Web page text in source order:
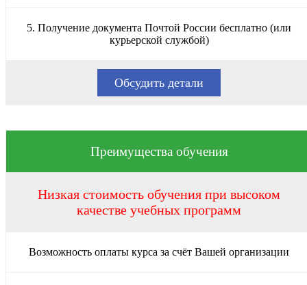
5. Получение документа Почтой России бесплатно (или
курьерской службой)
Обсудить детали
Преимущества обучения
Низкая стоимость обучения при высоком
качестве учебных программ
Возможность оплаты курса за счёт Вашей организации